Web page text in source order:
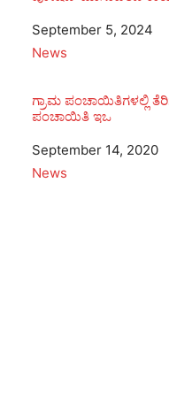
Date
September 5, 2024
In relation to
News
ಗ್ರಾಮ ಪಂಚಾಯಿತಿಗಳಲ್ಲಿ
ಪಂಚಾಯಿತಿ ಇಒ
Date
September 14, 2020
In relation to
News